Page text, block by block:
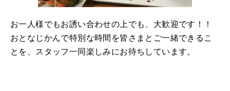
お一人様でもお誘い合わせの上でも、大歓迎です！！
おとなじかんで特別な時間を皆さまとご一緒できるこ
とを、スタッフ一同楽しみにお待ちしています。